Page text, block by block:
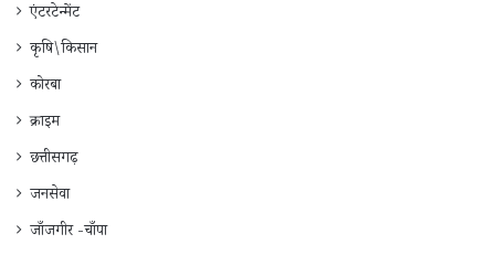
एंटरटेन्मेंट
कृषि\किसान
कोरबा
क्राइम
छत्तीसगढ़
जनसेवा
जाँजगीर -चाँपा